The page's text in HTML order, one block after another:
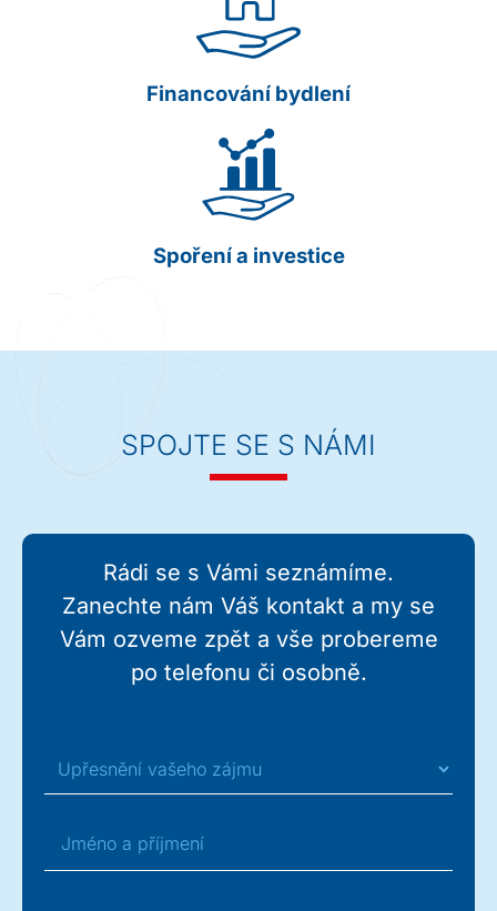
Financování bydlení
Spoření a investice
SPOJTE SE S NÁMI
Rádi se s Vámi seznámíme.
Zanechte nám Váš kontakt a my se
Vám ozveme zpět a vše probereme
po telefonu či osobně.